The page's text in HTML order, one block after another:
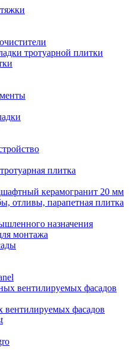
тротуарной плитки
плитка
керамогранит 20 мм
отливы, парапетная плитка
назначения
монтажа
вентилируемых фасадов
вентилируемых фасадов